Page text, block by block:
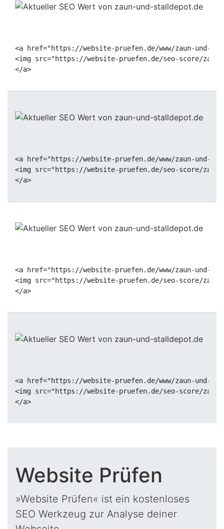
<a href="https://website-pruefen.de/www/zaun-und-
<img src="https://website-pruefen.de/seo-score/
<a href="https://website-pruefen.de/www/zaun-und-
<img src="https://website-pruefen.de/seo-score/
<a href="https://website-pruefen.de/www/zaun-und-
<img src="https://website-pruefen.de/seo-score/
<a href="https://website-pruefen.de/www/zaun-und-
<img src="https://website-pruefen.de/seo-score/
Website Prüfen
»Website Prüfen« ist ein kostenloses
SEO Werkzeug zur Analyse deiner